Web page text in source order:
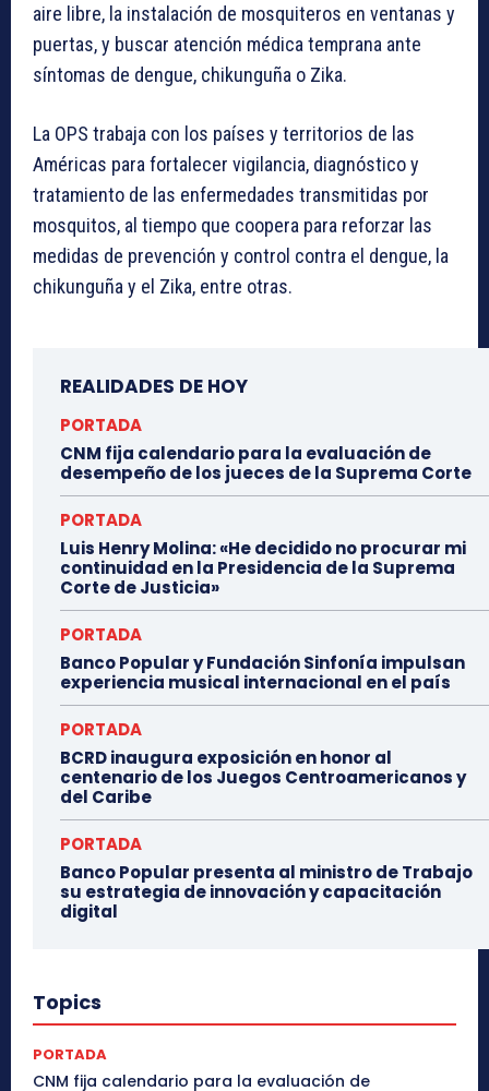
aire libre, la instalación de mosquiteros en ventanas y
puertas, y buscar atención médica temprana ante
síntomas de dengue, chikunguña o Zika.
La OPS trabaja con los países y territorios de las
Américas para fortalecer vigilancia, diagnóstico y
tratamiento de las enfermedades transmitidas por
mosquitos, al tiempo que coopera para reforzar las
medidas de prevención y control contra el dengue, la
chikunguña y el Zika, entre otras.
REALIDADES DE HOY
PORTADA
CNM fija calendario para la evaluación de
desempeño de los jueces de la Suprema Corte
PORTADA
Luis Henry Molina: «He decidido no procurar mi
continuidad en la Presidencia de la Suprema
Corte de Justicia»
PORTADA
Banco Popular y Fundación Sinfonía impulsan
experiencia musical internacional en el país
PORTADA
BCRD inaugura exposición en honor al
centenario de los Juegos Centroamericanos y
del Caribe
PORTADA
Banco Popular presenta al ministro de Trabajo
su estrategia de innovación y capacitación
digital
Topics
PORTADA
CNM fija calendario para la evaluación de